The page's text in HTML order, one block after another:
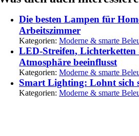
Die besten Lampen für
Arbeitszimmer
Kategorien:Moderne & smarte
LED-Streifen,
Atmosphäre beeinflusst
Kategorien:Moderne & smarte
Smart Lighting: Lohnt sich
Kategorien:Moderne & smarte